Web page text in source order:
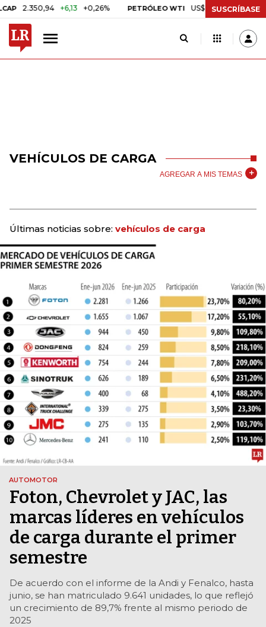
+6,13 +0,26% PETRÓLEO WTI US$ 78,01 US$ 2,92
SUSCRÍBASE
VEHÍCULOS DE CARGA
AGREGAR A MIS TEMAS
Últimas noticias sobre: vehículos de carga
AUTOMOTOR
Foton, Chevrolet y JAC, las
marcas líderes en vehículos
de carga durante el primer
semestre
De acuerdo con el informe de la Andi y Fenalco, hasta
junio, se han matriculado 9.641 unidades, lo que reflejó
un crecimiento de 89,7% frente al mismo periodo de
2025